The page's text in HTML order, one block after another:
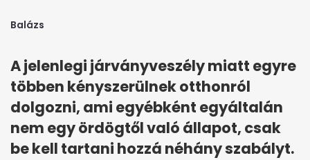
Balázs
A jelenlegi járványveszély miatt egyre
többen kényszerülnek otthonról
dolgozni, ami egyébként egyáltalán
nem egy ördögtől való állapot, csak
be kell tartani hozzá néhány szabályt.